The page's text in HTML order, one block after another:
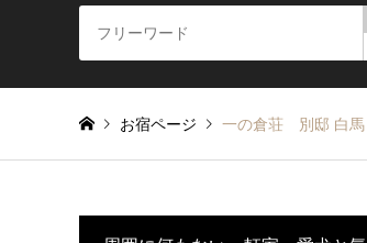
お宿ページ 一の倉荘 別邸 白馬